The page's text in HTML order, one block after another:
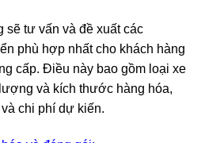
sẽ tư vấn và đề xuất các
phù hợp nhất cho khách hàng
cấp. Điều này bao gồm loại xe
và kích thước hàng hóa,
chi phí dự kiến.